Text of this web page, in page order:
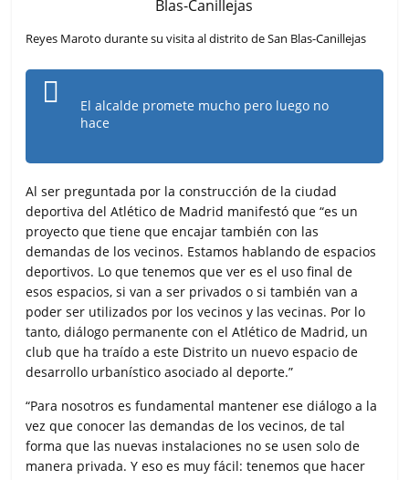
Reyes Maroto durante su visita al distrito de San Blas-Canillejas
El alcalde promete mucho pero luego no
hace
Al ser preguntada por la construcción de la ciudad
deportiva del Atlético de Madrid manifestó que “es un
proyecto que tiene que encajar también con las
demandas de los vecinos. Estamos hablando de espacios
deportivos. Lo que tenemos que ver es el uso final de
esos espacios, si van a ser privados o si también van a
poder ser utilizados por los vecinos y las vecinas. Por lo
tanto, diálogo permanente con el Atlético de Madrid, un
club que ha traído a este Distrito un nuevo espacio de
desarrollo urbanístico asociado al deporte.”
“Para nosotros es fundamental mantener ese diálogo a la
vez que conocer las demandas de los vecinos, de tal
forma que las nuevas instalaciones no se usen solo de
manera privada. Y eso es muy fácil: tenemos que hacer